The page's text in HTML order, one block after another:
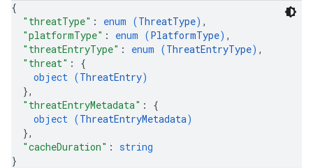
{
"threatType" : enum (ThreatType) ,
"platformType" : enum (PlatformType) ,
"threatEntryType" : enum (ThreatEntryType) ,
"threat" : {
object (ThreatEntry)
},
"threatEntryMetadata" : {
object (ThreatEntryMetadata)
},
"cacheDuration" : string
}